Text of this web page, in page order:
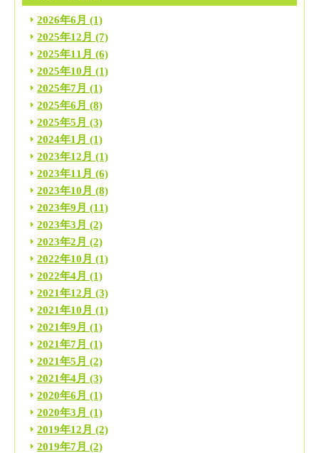
2026年6月 (1)
2025年12月 (7)
2025年11月 (6)
2025年10月 (1)
2025年7月 (1)
2025年6月 (8)
2025年5月 (3)
2024年1月 (1)
2023年12月 (1)
2023年11月 (6)
2023年10月 (8)
2023年9月 (11)
2023年3月 (2)
2023年2月 (2)
2022年10月 (1)
2022年4月 (1)
2021年12月 (3)
2021年10月 (1)
2021年9月 (1)
2021年7月 (1)
2021年5月 (2)
2021年4月 (3)
2020年6月 (1)
2020年3月 (1)
2019年12月 (2)
2019年7月 (2)